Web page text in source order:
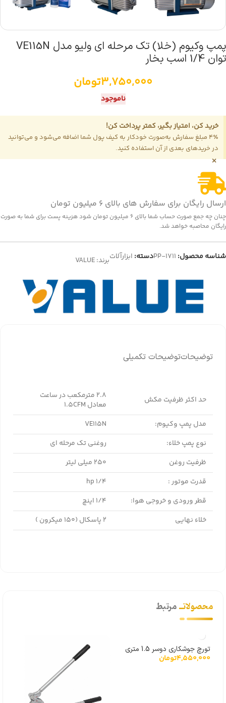
پمپ وکیوم (خلا) تک مرحله ای ولیو مدل VE115N
توان 1/4 اسب بخار
3,750,000تومان
ناموجود
خرید کن، امتیاز بگیر، کمتر پرداخت کن!
4٪ مبلغ سفارش به‌صورت خودکار به کیف پول شما اضافه می‌شود و می‌توانید
در خریدهای بعدی از آن استفاده کنید.
×
ارسال رایگان برای سفارش های بالای 6 میلیون تومان
چنان چه جمع صورت حساب شما بالای 6 میلیون تومان شود هزینه پست برای شما به صورت
رایگان محاصبه خواهد شد.
شناسه محصول: PP-1711دسته: ابزارآلاتبرند:VALUE
توضیحاتتوضیحات تکمیلی
حد اکثر ظرفیت مکش
2.8 مترمکعب در ساعت
معادل 1.5CFM
مدل پمپ وکیوم:
VE115N
نوع پمپ خلاء:
روغنی تک مرحله ای
ظرفیت روغن
250 میلی لیتر
قدرت موتور :
1/4 hp
قطر ورودی و خروجی هوا:
1/4 اینچ
خلاء نهایی
2 پاسکال (150 میکرون )
محصولاتــمرتبط
تورچ جوشکاری دوسر 1.5 متری
مدل JH-3DSV
4,550,000تومان